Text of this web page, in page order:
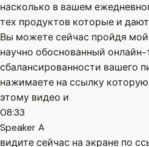
насколько в вашем
тех продуктов которые и
Вы можете сейчас пройдя
научно обоснованный онлайн-
сбалансированности вашего
нажимаете на ссылку
этому видео и
08:33
Speaker A
видите сейчас на экране по